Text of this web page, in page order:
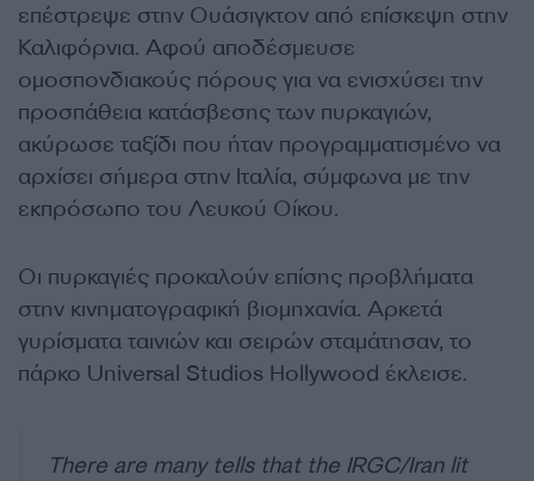
επέστρεψε στην Ουάσιγκτον από επίσκεψη στην
Καλιφόρνια. Αφού αποδέσμευσε
ομοσπονδιακούς πόρους για να ενισχύσει την
προσπάθεια κατάσβεσης των πυρκαγιών,
ακύρωσε ταξίδι που ήταν προγραμματισμένο να
αρχίσει σήμερα στην Ιταλία, σύμφωνα με την
εκπρόσωπο του Λευκού Οίκου.
Οι πυρκαγιές προκαλούν επίσης προβλήματα
στην κινηματογραφική βιομηχανία. Αρκετά
γυρίσματα ταινιών και σειρών σταμάτησαν, το
πάρκο Universal Studios Hollywood έκλεισε.
There are many tells that the IRGC/Iran lit